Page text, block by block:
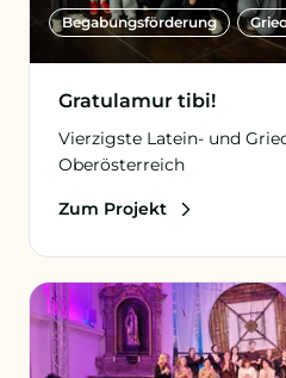
Begabungs­förderung
Gratulamur tibi!
Vierzigste Latein- und
Oberösterreich
Zum Projekt